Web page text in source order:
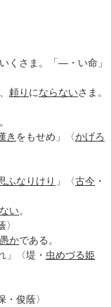
いくさま。「―・い命」
頼り にならないさま。
。
き をもせめ」〈かげろ
ふなりけり 」〈古今 ・
い。
〉
愚かである。
」〈堤・ 虫めづる姫
・俊蔭〉